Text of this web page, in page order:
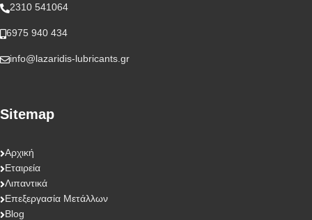
2310 541064
6975 940 434
info@lazaridis-lubricants.gr
Sitemap
Αρχική
Εταιρεία
Λιπαντικά
Επεξεργασία Μετάλλων
Blog